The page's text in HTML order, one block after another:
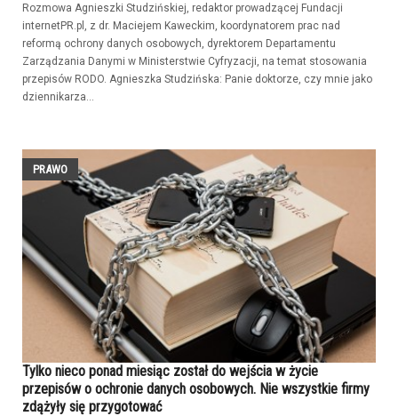
Rozmowa Agnieszki Studzińskiej, redaktor prowadzącej Fundacji
internetPR.pl, z dr. Maciejem Kaweckim, koordynatorem prac nad
reformą ochrony danych osobowych, dyrektorem Departamentu
Zarządzania Danymi w Ministerstwie Cyfryzacji, na temat stosowania
przepisów RODO. Agnieszka Studzińska: Panie doktorze, czy mnie jako
dziennikarza...
PRAWO
Tylko nieco ponad miesiąc został do wejścia w życie
przepisów o ochronie danych osobowych. Nie wszystkie firmy
zdążyły się przygotować